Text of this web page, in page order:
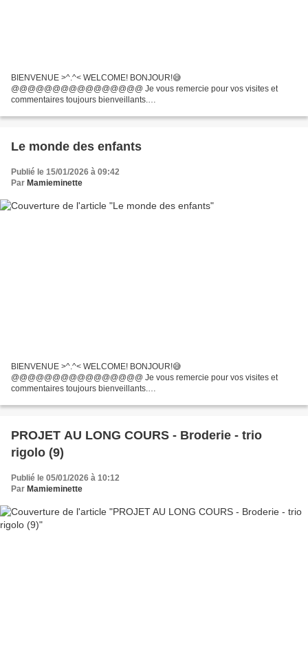
BIENVENUE >^.^< WELCOME! BONJOUR!😅
@@@@@@@@@@@@@@@@ Je vous remercie pour vos visites et
commentaires toujours bienveillants.
du mois, c'est le jour du rendez-vous chez Rachel pour le monde des
Le monde des enfants
Publié le 15/01/2026 à 09:42
Par Mamieminette
BIENVENUE >^.^< WELCOME! BONJOUR!😅
@@@@@@@@@@@@@@@@ Je vous remercie pour vos visites et
commentaires toujours bienveillants.
du mois, c'est le jour du rendez-vous chez Rachel pour le monde des
PROJET AU LONG COURS - Broderie - trio
rigolo (9)
Publié le 05/01/2026 à 10:12
Par Mamieminette